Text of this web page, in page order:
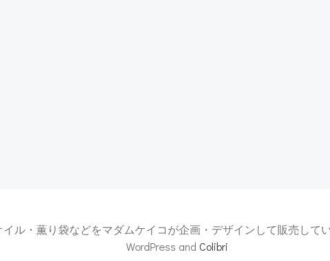
ル・薫り袋などをマダムケイコが企画・デザインして販売して
WordPress and Colibri